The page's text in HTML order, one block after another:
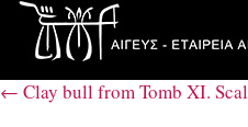
← Clay bull from Tomb XI.